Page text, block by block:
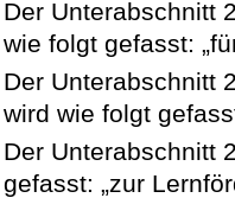
Der Unterabschnitt
wie folgt gefasst:
Der Unterabschnitt
wird wie folgt
Der Unterabschnitt
gefasst: „zur